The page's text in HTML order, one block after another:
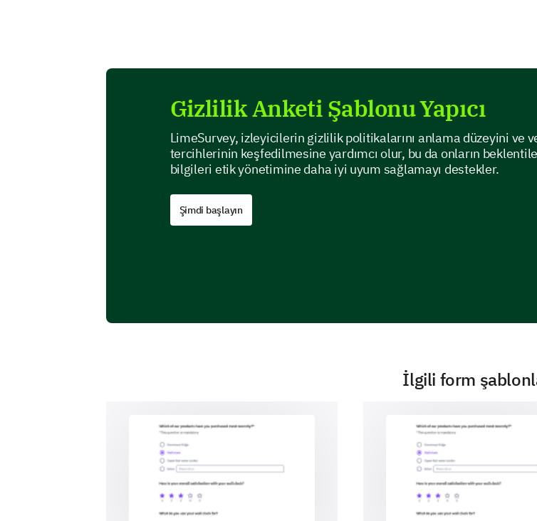
Social Media Platforms
Healthcare Providers
Online Retailers
Government Agencies
Now, let's focus on your
How often do you read
3- Sometimes
4- Rarely
1 2
Which of the following
privacy policies?
Gizlilik Anketi Şablonu Yapıcı
LimeSurvey, izleyicilerin gizlilik politikalarını anlama düzeyini ve
tercihlerinin keşfedilmesine yardımcı olur, bu da onların
bilgileri etik yönetimine daha iyi uyum sağlamayı destekler.
Şimdi başlayın
İlgili form